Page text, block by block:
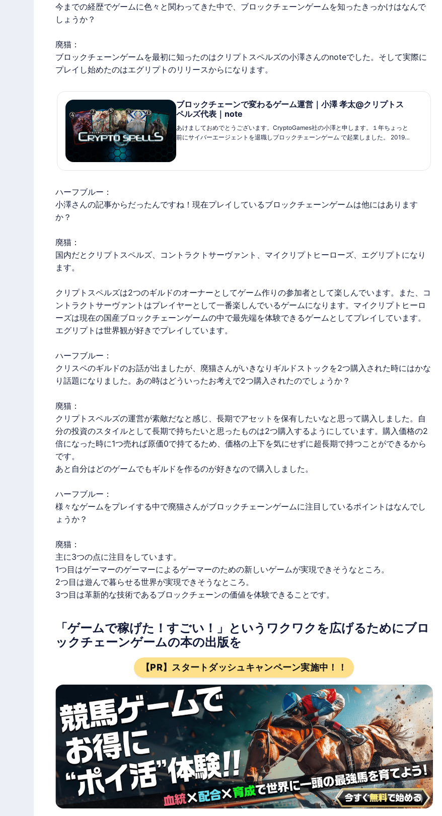
今までの経歴でゲームに色々と関わってきた中で、 ブロックチェーンゲームを知ったきっかけはなんで
しょうか？
廃猫：
ブロックチェーンゲームを最初に知ったのはクリプトスペルズの小澤さんのnoteでした。そして実際に
プレイし始めたのはエグリプトのリリースからになります。
ブロックチェーンで変わるゲーム運営｜小澤 孝太@クリプトス
ペルズ代表｜note
あけましておめでとうございます。CryptoGames社の小澤と申します。１年ちょっと
前にサイバーエージェントを退職しブロックチェーンゲーム で起業しました。 2019
の皆さんのお力を借りながら実証実験を繰り返し、少しずつ運用事例が出て参りまし
ハーフブルー：
小澤さんの記事からだったんですね！現在プレイしているブロックチェーンゲームは他にはあります
か？
廃猫：
国内だとクリプトスペルズ、コントラクトサーヴァント、マイクリプトヒーローズ、エグリプトになり
ます。
クリプトスペルズは2つのギルドのオーナーとしてゲーム作りの参加者として楽しんでいます。また、コ
ントラクトサーヴァントはプレイヤーとして一番楽しんでいるゲームになります。マイクリプトヒーロ
ーズは現在の国産ブロックチェーンゲームの中で最先端を体験できるゲームとしてプレイしています。
エグリプトは世界観が好きでプレイしています。
ハーフブルー：
クリスペのギルドのお話が出ましたが、 廃猫さんがいきなりギルドストックを2つ購入された時にはかな
り話題になりました。あの時はどういったお考えで2つ購入されたのでしょうか？
廃猫：
クリプトスペルズの運営が素敵だなと感じ、長期でアセットを保有したいなと思って購入しました。自
分の投資のスタイルとして長期で持ちたいと思ったものは2つ購入するようにしています。購入価格の2
倍になった時に1つ売れば原価0で持てるため、価格の上下を気にせずに超長期で持つことができるから
です。
あと自分はどのゲームでもギルドを作るのが好きなので購入しました。
ハーフブルー：
様々なゲームをプレイする中で廃猫さんがブロックチェーンゲームに注目しているポイントはなんでし
ょうか？
廃猫：
主に3つの点に注目をしています。
1つ目はゲーマーのゲーマーによるゲーマーのための新しいゲームが実現できそうなところ。
2つ目は遊んで暮らせる世界が実現できそうなところ。
3つ目は革新的な技術であるブロックチェーンの価値を体験できることです。
「ゲームで稼げた！すごい！」というワクワクを広げるためにブロ
ックチェーンゲームの本の出版を
【PR】スタートダッシュキャンペーン実施中！！